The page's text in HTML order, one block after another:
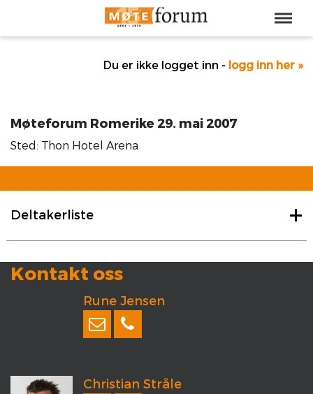
Du er ikke logget inn - logg inn her »
Møteforum Romerike 29. mai 2007
Sted: Thon Hotel Arena
Deltakerliste
Kontakt oss
Rune Jensen
Christian Stråle